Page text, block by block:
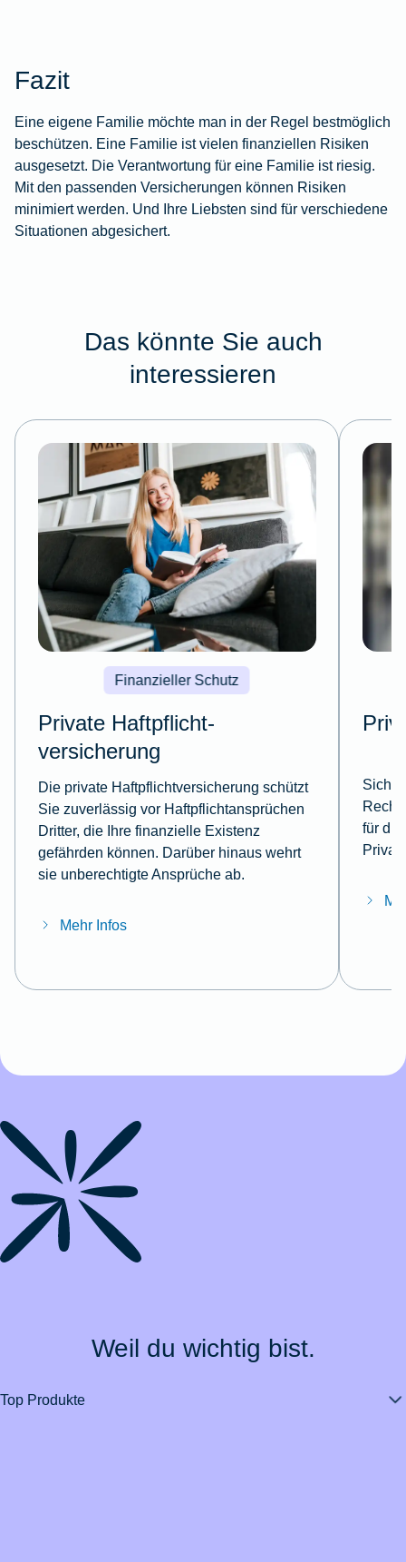
Fazit
Eine eigene Familie möchte man in der Regel bestmöglich
beschützen. Eine Familie ist vielen finanziellen Risiken
ausgesetzt. Die Verantwortung für eine Familie ist riesig.
Mit den passenden Versicherungen können Risiken
minimiert werden. Und Ihre Liebsten sind für verschiedene
Situationen abgesichert.
Das könnte Sie auch
interessieren
Finanzieller Schutz
Private Haftpflicht­
versicherung
Die private Haftpflichtversicherung schützt
Sie zuverlässig vor Haftpflichtansprüchen
Dritter, die Ihre finanzielle Existenz
gefährden können. Darüber hinaus wehrt
sie unberechtigte Ansprüche ab.
Mehr Infos
für
Weil du wichtig bist.
Top Produkte